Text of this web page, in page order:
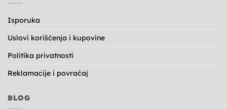
Isporuka
Uslovi korišćenja i kupovine
Politika privatnosti
Reklamacije i povraćaj
BLOG